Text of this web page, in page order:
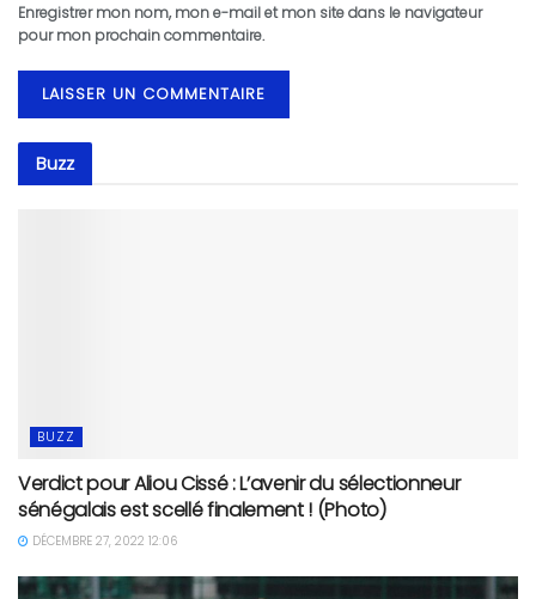
Enregistrer mon nom, mon e-mail et mon site dans le navigateur
pour mon prochain commentaire.
Buzz
BUZZ
Verdict pour Aliou Cissé : L’avenir du sélectionneur
sénégalais est scellé finalement ! (Photo)
DÉCEMBRE 27, 2022 12:06